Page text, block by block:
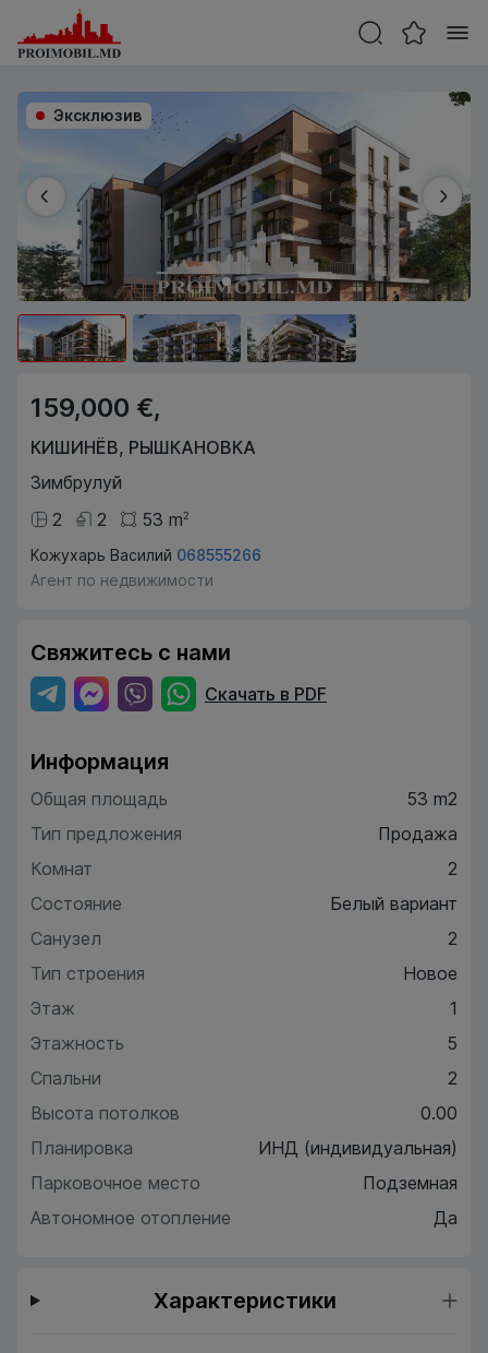
Эксклюзив
159,000 €,
КИШИНЁВ, РЫШКАНОВКА
Зимбрулуй
2
2 53 m2
Кожухарь Василий 068555266
Агент по недвижимости
Свяжитесь с нами
Скачать в PDF
Информация
Общая площадь
53 m2
Тип предложения
Продажа
Комнат
2
Состояние
Белый вариант
Санузел
2
Тип строения
Новое
Этаж
1
Этажность
5
Спальни
2
Высота потолков
0.00
Планировка
ИНД (индивидуальная)
Парковочное место
Подземная
Автономное отопление
Да
Характеристики